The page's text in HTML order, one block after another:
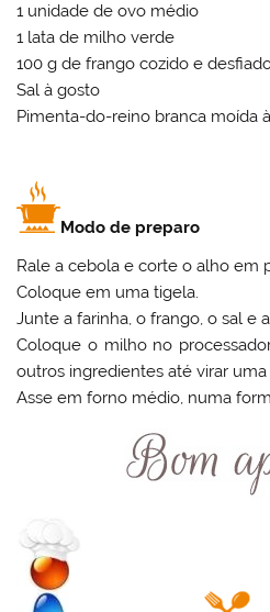
1 unidade de ovo médio
1 lata de milho verde
100 g de frango cozido e
Sal à gosto
Pimenta-do-reino branca moída
Modo de preparo
Rale a cebola e corte o alho em
Coloque em uma tigela.
Junte a farinha, o frango, o sal e
Coloque o milho no
outros ingredientes até virar
Asse em forno médio, numa